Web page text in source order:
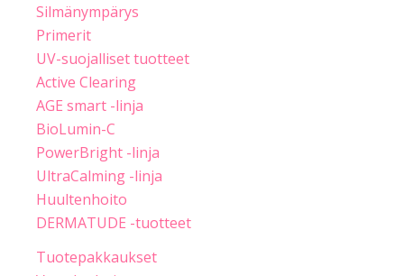
Silmänympärys
Primerit
UV-suojalliset tuotteet
Active Clearing
AGE smart -linja
BioLumin-C
PowerBright -linja
UltraCalming -linja
Huultenhoito
DERMATUDE -tuotteet
Tuotepakkaukset